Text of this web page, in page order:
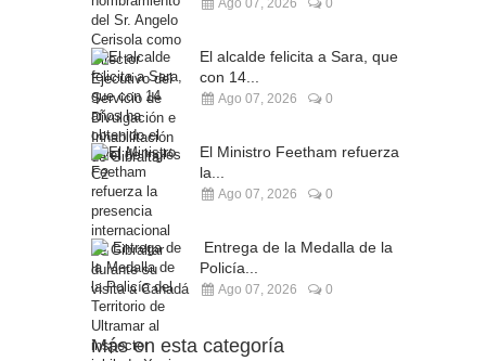
Ago 07, 2026 0
El alcalde felicita a Sara, que
con 14...
Ago 07, 2026 0
El Ministro Feetham refuerza
la...
Ago 07, 2026 0
Entrega de la Medalla de la
Policía...
Ago 07, 2026 0
Más en esta categoría